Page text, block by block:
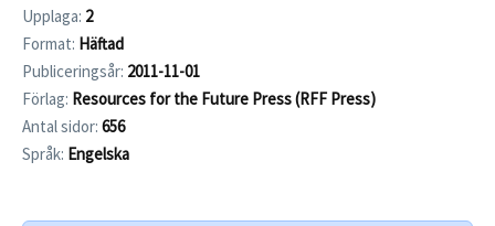
Upplaga: 2
Format: Häftad
Publiceringsår: 2011-11-01
Förlag: Resources for the Future Press (RFF Press)
Antal sidor: 656
Språk: Engelska